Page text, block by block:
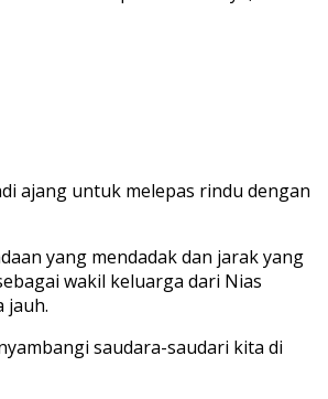
ajang untuk melepas rindu dengan
yang mendadak dan jarak yang
wakil keluarga dari Nias
jauh.
saudara-saudari kita di